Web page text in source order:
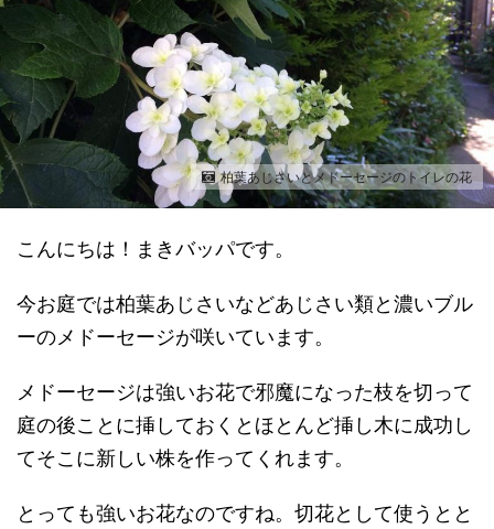
柏葉あじさいとメドーセージのトイレの花
こんにちは！まきバッパです。
今お庭では柏葉あじさいなどあじさい類と濃いブル
ーのメドーセージが咲いています。
メドーセージは強いお花で邪魔になった枝を切って
庭の後ことに挿しておくとほとんど挿し木に成功し
てそこに新しい株を作ってくれます。
とっても強いお花なのですね。切花として使うとと